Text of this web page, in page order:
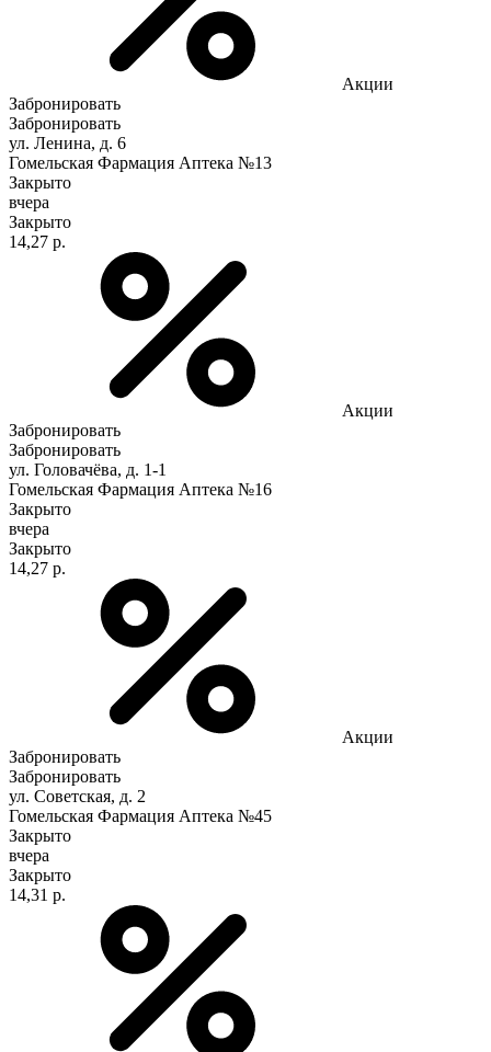
Акции
Забронировать
Забронировать
ул. Ленина, д. 6
Гомельская Фармация Аптека №13
Закрыто
вчера
Закрыто
14,27 р.
Акции
Забронировать
Забронировать
ул. Головачёва, д. 1-1
Гомельская Фармация Аптека №16
Закрыто
вчера
Закрыто
14,27 р.
Акции
Забронировать
Забронировать
ул. Советская, д. 2
Гомельская Фармация Аптека №45
Закрыто
вчера
Закрыто
14,31 р.